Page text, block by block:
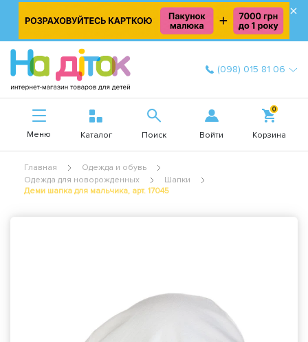
×
(098) 015 81 06
Меню Каталог Поиск Войти
0
Корзина
Главная
Одежда и обувь
Одежда для новорожденных
Шапки
Деми шапка для мальчика, арт. 17045